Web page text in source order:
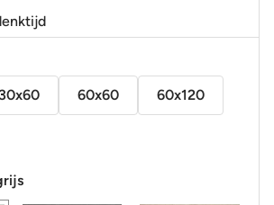
30x60 60x60 60x120